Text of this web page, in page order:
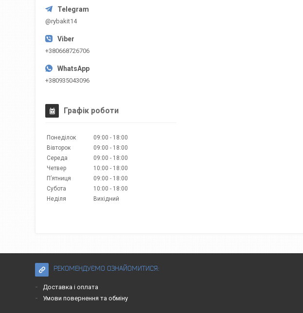
@rybakit14
+380668726706
+380935043096
Графік роботи
Понеділок 09:00
18:00
Вівторок
09:00
18:00
Середа
09:00
18:00
Четвер
10:00
18:00
Пʼятниця
09:00
18:00
Субота
10:00
18:00
Неділя
Вихідний
РЕКОМЕНДУЄМО ОЗНАЙОМИТИСЯ:
Доставка і оплата
Умови повернення та обміну